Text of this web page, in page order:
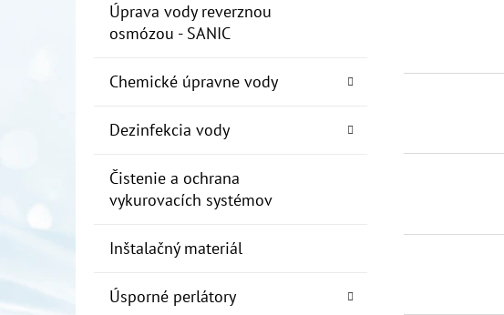
Úprava vody reverznou
osmózou - SANIC
Chemické úpravne vody
Dezinfekcia vody
Čistenie a ochrana
vykurovacích systémov
Inštalačný materiál
Úsporné perlátory